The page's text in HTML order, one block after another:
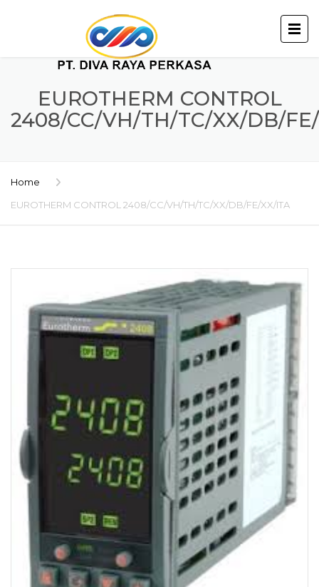
EUROTHERM CONTROL
2408/CC/VH/TH/TC/XX/DB/
Home
EUROTHERM CONTROL 2408/CC/VH/TH/TC/XX/DB/FE/XX/ITA